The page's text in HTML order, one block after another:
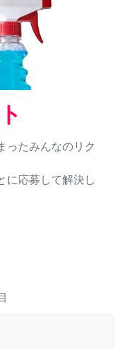
ったみんなのリク
に応募して解決し